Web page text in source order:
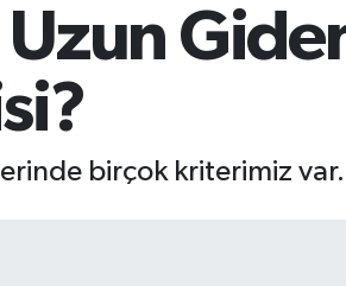
Uzun
birçok kriterimiz